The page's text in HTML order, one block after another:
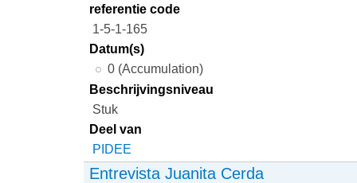
referentie code
1-5-1-165
Datum(s)
0 (Accumulation)
Beschrijvingsniveau
Stuk
Deel van
PIDEE
Entrevista Juanita Cerda